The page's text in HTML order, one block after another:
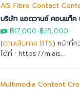
AIS Fibre Contact
บริษัท แอดวานซ์ คอนแท็ค
฿17,000-฿25,000
(ตามเส้นทาง BTS) หน้าที่
ได้ที่ : https://m.ais...
Multimedia Content